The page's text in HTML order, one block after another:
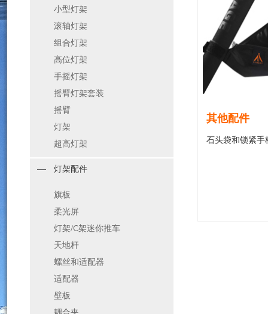
小型灯架
滚轴灯架
组合灯架
高位灯架
手摇灯架
摇臂灯架套装
摇臂
灯架
超高灯架
灯架配件
旗板
柔光屏
灯架/C架迷你推车
天地杆
螺丝和适配器
适配器
壁板
其他配件
石头袋和锁紧手